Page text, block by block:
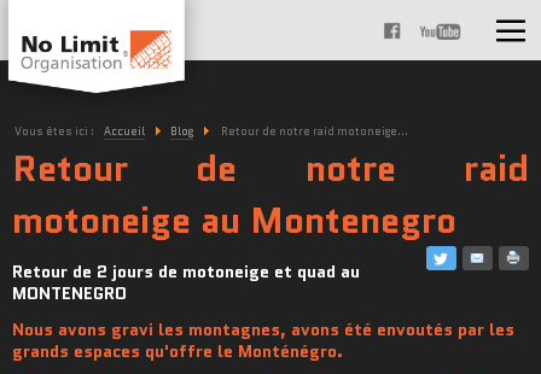
Vous êtes ici : Accueil Blog Retour de notre raid motoneige...
Retour de notre raid
motoneige au Montenegro
Retour de 2 jours de motoneige et quad au
MONTENEGRO
Nous avons gravi les montagnes, avons été envoutés par les
grands espaces qu'offre le Monténégro.